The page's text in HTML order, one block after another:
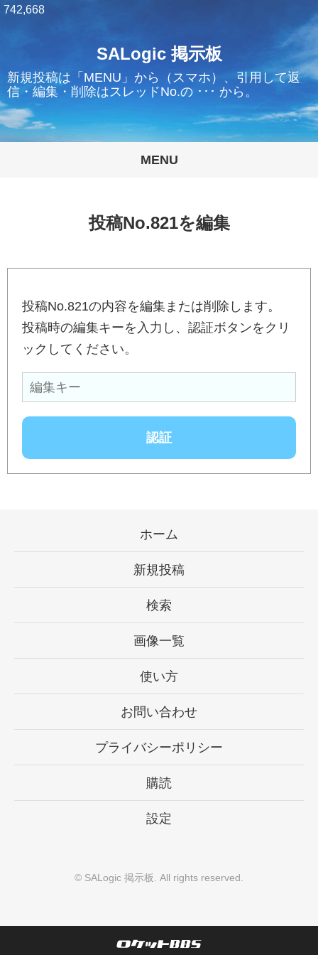
SALogic 掲示板
新規投稿は「MENU」から（スマホ）、引用して返
信・編集・削除はスレッドNo.の ･･･ から。
MENU
742,668
投稿No.821を編集
投稿No.821の内容を編集または削除します。
投稿時の編集キーを入力し、認証ボタンをクリ
ックしてください。
ホーム
新規投稿
検索
画像一覧
使い方
お問い合わせ
プライバシーポリシー
購読
設定
© SALogic 掲示板 . All rights reserved.